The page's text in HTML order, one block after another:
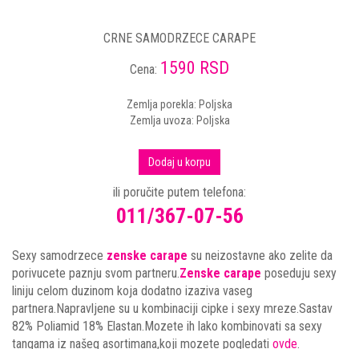
CRNE SAMODRZECE CARAPE
Cena: 1590 RSD
Zemlja porekla: Poljska
Zemlja uvoza: Poljska
Dodaj u korpu
ili poručite putem telefona:
011/367-07-56
Sexy samodrzece zenske carape su neizostavne ako zelite da
porivucete paznju svom partneru.Zenske carape poseduju sexy
liniju celom duzinom koja dodatno izaziva vaseg
partnera.Napravljene su u kombinaciji cipke i sexy mreze.Sastav
82% Poliamid 18% Elastan.Mozete ih lako kombinovati sa sexy
tangama iz našeg asortimana,koji mozete pogledati ovde.